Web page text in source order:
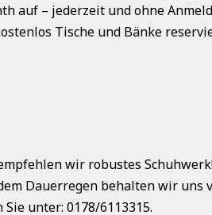
auf – jederzeit und ohne
Tische und Bänke
wir robustes
Dauerregen behalten wir uns
unter: 0178/6113315.